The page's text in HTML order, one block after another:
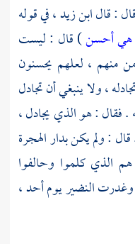
قال : قالابن زيد ،في قوله
هي أحسن) قال : ليست
منهم ، لعلهم يحسنون
، ولا ينبغي أن تجادل
. فقال : هو الذي يجادل ،
: ولم يكن بدار الهجرة
هم الذي كلموا وحالفوا
وغدرتالنضيريومأحد ،